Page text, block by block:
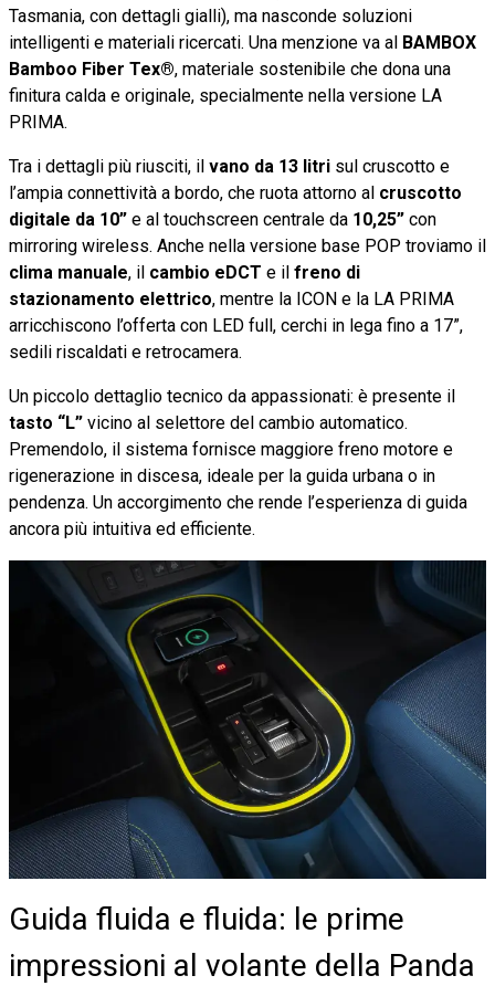
Tasmania, con dettagli gialli), ma nasconde soluzioni
intelligenti e materiali ricercati. Una menzione va al BAMBOX
Bamboo Fiber Tex®, materiale sostenibile che dona una
finitura calda e originale, specialmente nella versione LA
PRIMA.
Tra i dettagli più riusciti, il vano da 13 litri sul cruscotto e
l’ampia connettività a bordo, che ruota attorno al cruscotto
digitale da 10” e al touchscreen centrale da 10,25” con
mirroring wireless. Anche nella versione base POP troviamo il
clima manuale, il cambio eDCT e il freno di
stazionamento elettrico, mentre la ICON e la LA PRIMA
arricchiscono l’offerta con LED full, cerchi in lega fino a 17”,
sedili riscaldati e retrocamera.
Un piccolo dettaglio tecnico da appassionati: è presente il
tasto “L” vicino al selettore del cambio automatico.
Premendolo, il sistema fornisce maggiore freno motore e
rigenerazione in discesa, ideale per la guida urbana o in
pendenza. Un accorgimento che rende l’esperienza di guida
ancora più intuitiva ed efficiente.
Guida fluida e fluida: le prime
impressioni al volante della Panda